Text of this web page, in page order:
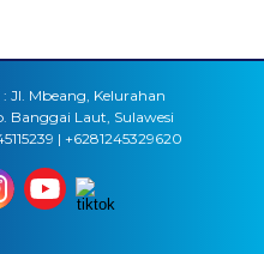
Jl. Mbeang, Kelurahan
Banggai Laut, Sulawesi
| +6281245329620